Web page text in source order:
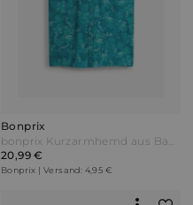
Bonprix
bonprix Kurzarmhemd aus Baumwolle in Regular Fit Blau
20,99 €
Bonprix | Versand: 4,95 €